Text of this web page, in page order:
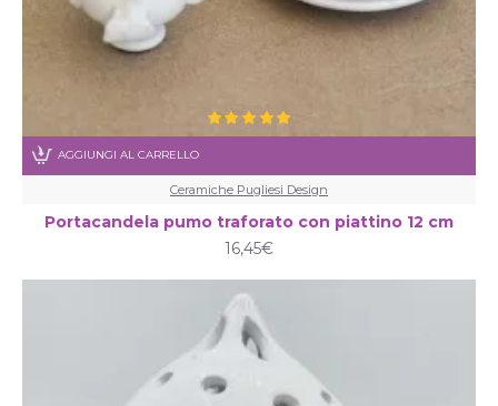
Ceramiche Pugliesi Design
Portacandela pumo traforato con piattino 12 cm
16,45€
AGGIUNGI AL CARRELLO